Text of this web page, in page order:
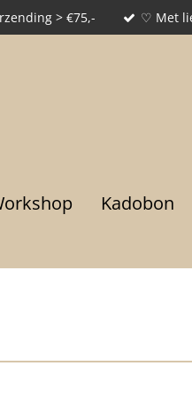
> €75,- ♡ Met
Kadobon